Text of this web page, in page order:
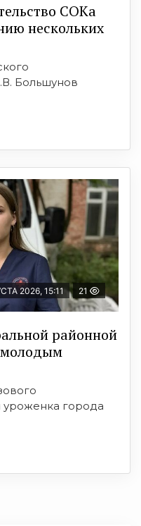
СОКа
нескольких
Большунов
2026, 15:11 21
районной
молодым
города